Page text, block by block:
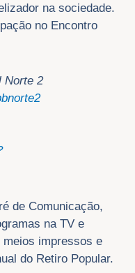
na sociedade.
no Encontro
Norte 2
de Comunicação,
na TV e
impressos e
do Retiro Popular.